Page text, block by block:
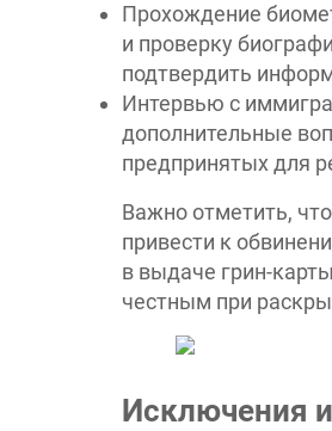
Прохождение
и проверку
подтвердить
Интервью с
дополнительные
предпринятых для
Важно отметить,
привести к
в выдаче грин-
честным при
Исключения